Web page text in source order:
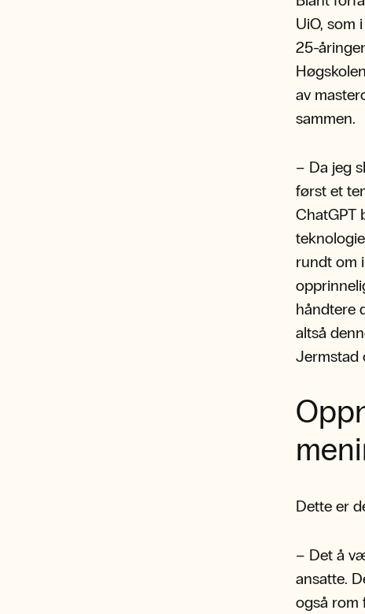
UiO, som
25-
av
sammen.
– Da jeg
først et
ChatGPT
rundt om
håndtere
altså
Jermstad
Dette er
– Det å
ansatte.
også rom